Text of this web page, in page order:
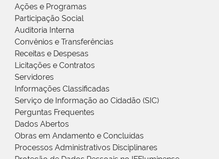
Ações e Programas
Participação Social
Auditoria Interna
Convênios e Transferências
Receitas e Despesas
Licitações e Contratos
Servidores
Informações Classificadas
Serviço de Informação ao Cidadão (SIC)
Perguntas Frequentes
Dados Abertos
Obras em Andamento e Concluídas
Processos Administrativos Disciplinares